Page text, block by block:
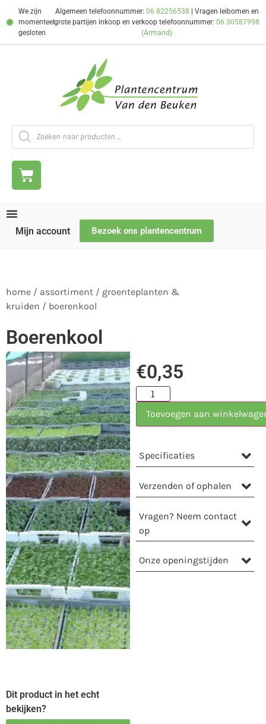
We zijn
momenteel
gesloten
Algemeen telefoonnummer: 06 82256538 | Vragen leibomen en
grote partijen inkoop en verkoop telefoonnummer:06 30587998
(Armand)
Mijn account Bezoek ons plantencentrum
home / assortiment / groenteplanten &
kruiden / boerenkool
Boerenkool
Dit product in het echt
bekijken?
€0,35
Toevoegen aan
Specificaties
Verzenden of ophalen
Vragen? Neem contact
op
Onze openingstijden